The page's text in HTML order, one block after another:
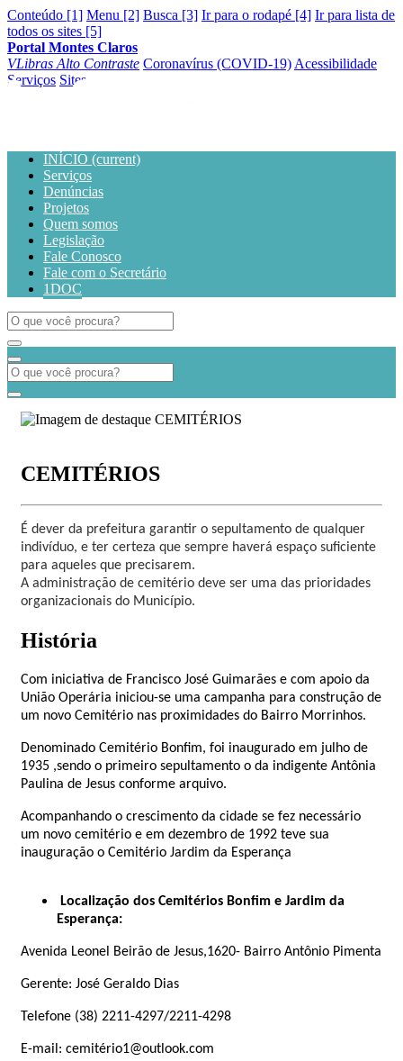
Conteúdo [1] Menu [2] Busca [3] Ir para o rodapé [4] Ir para lista de
todos os sites [5]
Portal Montes Claros
VLibras Alto Contraste Coronavírus (COVID-19) Acessibilidade
Serviços Sites
INÍCIO (current)
Serviços
Denúncias
Projetos
Quem somos
Legislação
Fale Conosco
Fale com o Secretário
1DOC
CEMITÉRIOS
É dever da prefeitura garantir o sepultamento de qualquer
indivíduo, e ter certeza que sempre haverá espaço suficiente
para aqueles que precisarem.
A administração de cemitério deve ser uma das prioridades
organizacionais do Município.
História
Com iniciativa de Francisco José Guimarães e com apoio da
União Operária iniciou-se uma campanha para construção de
um novo Cemitério nas proximidades do Bairro Morrinhos.
Denominado Cemitério Bonfim, foi inaugurado em julho de
1935 ,sendo o primeiro sepultamento o da indigente Antônia
Paulina de Jesus conforme arquivo.
Acompanhando o crescimento da cidade se fez necessário
um novo cemitério e em dezembro de 1992 teve sua
inauguração o Cemitério Jardim da Esperança
Localização dos Cemitérios Bonfim e Jardim da
Esperança:
Avenida Leonel Beirão de Jesus,1620- Bairro Antônio Pimenta
Gerente: José Geraldo Dias
Telefone (38) 2211-4297/2211-4298
E-mail: cemitério1@outlook.com